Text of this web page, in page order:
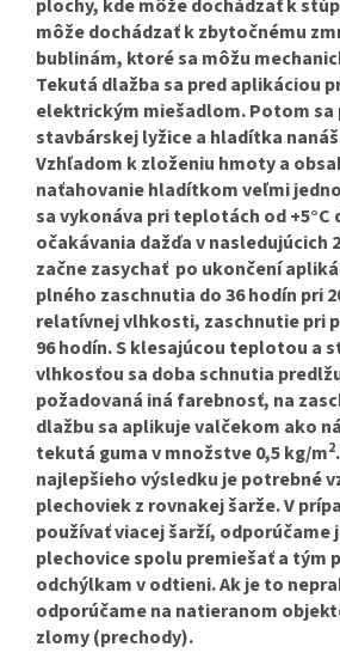
plochy, kde môže dochádzať k
môže dochádzať k zbytočnému
bublinám, ktoré sa môžu
Tekutá dlažba sa pred aplikáciou
elektrickým miešadlom. Potom sa
stavbárskej lyžice a hladítka
Vzhľadom k zloženiu hmoty a
naťahovanie hladítkom veľmi
sa vykonáva pri teplotách od +5°C
očakávania dažďa v nasledujúcich
začne zasychať po ukončení
plného zaschnutia do 36 hodín pri
relatívnej vlhkosti, zaschnutie pri
96 hodín. S klesajúcou teplotou a
vlhkosťou sa doba schnutia
požadovaná iná farebnosť, na
dlažbu sa aplikuje valčekom ako
tekutá guma v množstve 0,5 kg/m2
najlepšieho výsledku je potrebné
plechoviek z rovnakej šarže. V
používať viacej šarží, odporúčame
plechovice spolu premiešať a tým
odchýlkam v odtieni. Ak je to
odporúčame na natieranom
zlomy (prechody).